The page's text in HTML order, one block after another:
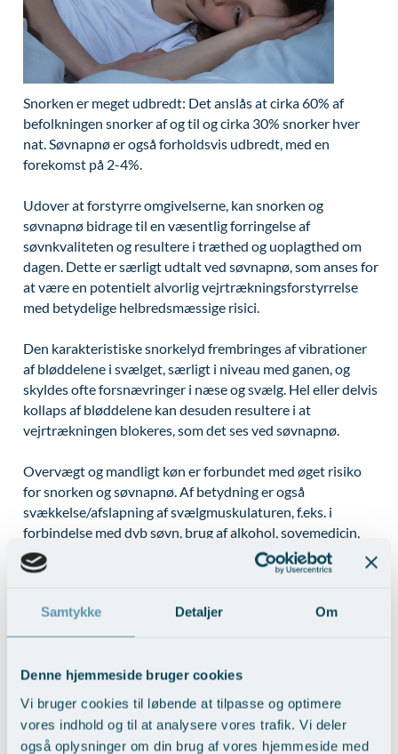
Samtykke Detaljer Om
Denne hjemmeside bruger cookies
Vi bruger cookies til løbende at tilpasse og optimere
vores indhold og til at analysere vores trafik. Vi deler
også oplysninger om din brug af vores hjemmeside med
Ar og strækmærker
Uønsket hårvækst
Hårtab
Aldersprægede håndrygge
Kropsforyngelse og opstramning
Mandlig genitalområde - forskønnelse
Kosmetisk Plastikkirurgi
Kæbekirurgi
Skræddersyede dropbehandlinger
Før / efter billeder
Modelopskrivning
Plasmaprodukter i æstetisk, kosmetisk og anti-
aging medicin
Skriv dig op
Udskrivelse
Kontakt os & Find vej
Kvalitet og patienttilfredshed
Nyttige links
Parkering og opladning på AROS Privathospital
Persondatapolitik på AROS
Samarbejde mellem specialer
Sengestuer
Standardbetingelser for privatbetalte
operationer
Ventetid i det offentlige - Frit sygehusvalg
Vores mål
Snorken er meget udbredt: Det anslås at cirka 60% af
befolkningen snorker af og til og cirka 30% snorker hver
nat. Søvnapnø er også forholdsvis udbredt, med en
forekomst på 2-4%.
Udover at forstyrre omgivelserne, kan snorken og
søvnapnø bidrage til en væsentlig forringelse af
søvnkvaliteten og resultere i træthed og uoplagthed om
dagen. Dette er særligt udtalt ved søvnapnø, som anses for
at være en potentielt alvorlig vejrtrækningsforstyrrelse
med betydelige helbredsmæssige risici.
Den karakteristiske snorkelyd frembringes af vibrationer
af bløddelene i svælget, særligt i niveau med ganen, og
skyldes ofte forsnævringer i næse og svælg. Hel eller delvis
kollaps af bløddelene kan desuden resultere i at
vejrtrækningen blokeres, som det ses ved søvnapnø.
Overvægt og mandligt køn er forbundet med øget risiko
for snorken og søvnapnø. Af betydning er også
svækkelse/afslapning af svælgmuskulaturen, f.eks. i
forbindelse med dyb søvn, brug af alkohol, sovemedicin,
beroligende medicin og visse typer smertestillende
medicin, samt ved visse stofskifte-, muskel- og
svælg bidrage til søvnproblemerne. I svælget kan store
mandler, kraftig drøbel og ganeparti, en stor tunge samt
næsen kan forhold som en skæv næseskillevæg,
forstørrede næsemuslinger, polypper og næse-
bihulebetændelse bidrage til søvnproblemerne. Rygning
og allergi disponerer også.